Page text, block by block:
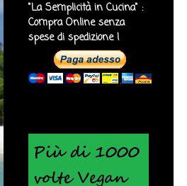
"La Semplicità in Cucina" :
Compra Online senza
spese di spedizione !